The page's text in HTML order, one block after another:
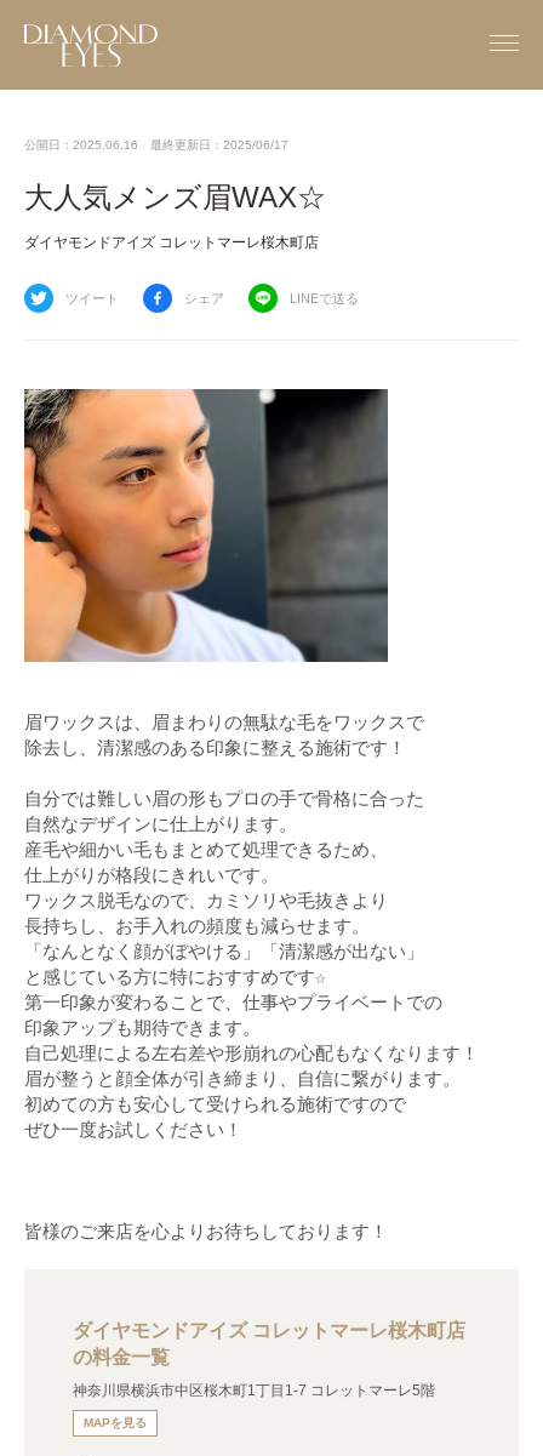
公開日：2025.06.16 最終更新日：2025/06/17
大人気メンズ眉WAX☆
ダイヤモンドアイズ コレットマーレ桜木町店
ツイート シェア LINEで送る
眉ワックスは、眉まわりの無駄な毛をワックスで
除去し、清潔感のある印象に整える施術です！
自分では難しい眉の形もプロの手で骨格に合った
自然なデザインに仕上がります。
産毛や細かい毛もまとめて処理できるため、
仕上がりが格段にきれいです。
ワックス脱毛なので、カミソリや毛抜きより
長持ちし、お手入れの頻度も減らせます。
「なんとなく顔がぼやける」「清潔感が出ない」
と感じている方に特におすすめです☆
第一印象が変わることで、仕事やプライベートでの
印象アップも期待できます。
自己処理による左右差や形崩れの心配もなくなります！
眉が整うと顔全体が引き締まり、自信に繋がります。
初めての方も安心して受けられる施術ですので
ぜひ一度お試しください！
皆様のご来店を心よりお待ちしております！
ダイヤモンドアイズ コレットマーレ桜木町店
の料金一覧
神奈川県横浜市中区桜木町1丁目1-7 コレットマーレ5階
MAPを見る